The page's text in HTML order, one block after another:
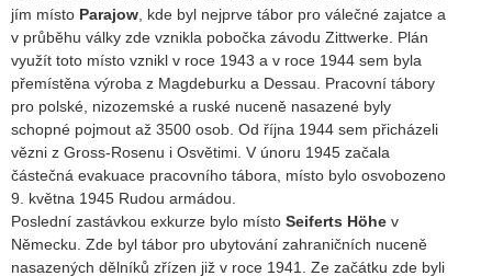
jím místo Parajow , kde byl nejprve tábor pro válečné zajatce a
v průběhu války zde vznikla pobočka závodu Zittwerke. Plán
využít toto místo vznikl v roce 1943 a v roce 1944 sem byla
přemístěna výroba z Magdeburku a Dessau. Pracovní tábory
pro polské, nizozemské a ruské nuceně nasazené byly
schopné pojmout až 3500 osob. Od října 1944 sem přicházeli
vězni z Gross-Rosenu i Osvětimi. V únoru 1945 začala
částečná evakuace pracovního tábora, místo bylo osvobozeno
9. května 1945 Rudou armádou.
Poslední zastávkou exkurze bylo místo Seiferts Höhe v
Německu. Zde byl tábor pro ubytování zahraničních nuceně
nasazených dělníků zřízen již v roce 1941. Ze začátku zde byli